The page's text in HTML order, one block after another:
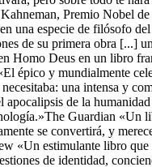
Premio Nobel
una especie de filósofo
de su primera obra [...]
Homo Deus en un libro
épico y mundialmente
una intensa y
apocalipsis de la
Guardian «Un
se convertirá, y
«Un estimulante libro que
de identidad,